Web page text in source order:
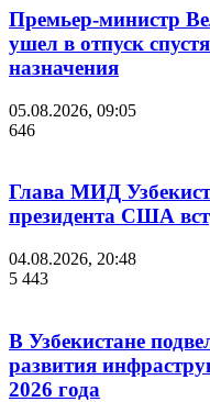
Премьер-министр
ушел в отпуск
назначения
05.08.2026, 09:05
646
Глава МИД
президента США
04.08.2026, 20:48
5 443
В Узбекистане
развития
2026 года